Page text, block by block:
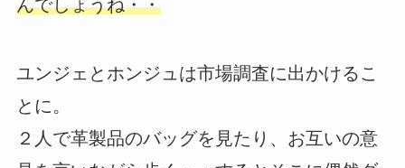
んでしょうね・・
ユンジェとホンジュは市場調査に出かけるこ
とに。
２人で革製品のバッグを見たり、お互いの意